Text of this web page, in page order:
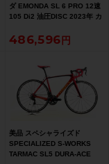
ダ EMONDA SL 6 PRO 12速
105 Di2 油圧DISC 2023年 カ
デニスターブラック
486,596
美品 スペシャライズド
SPECIALIZED S-WORKS
TARMAC SL5 DURA-ACE